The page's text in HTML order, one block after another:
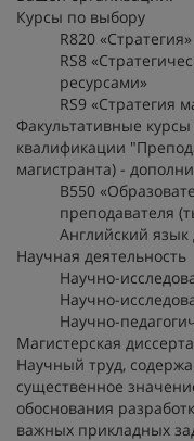
Курсы по выбору
R820 «Стратегия»
RS8
ресурсами»
RS9 «Стратегия
Факультативные
квалификации
магистранта) -
В550
преподавателя
Английский
Научная деятельность
Научно-
Научно-
Научно-
Магистерская
Научный труд,
существенное
обоснования
важных прикладных